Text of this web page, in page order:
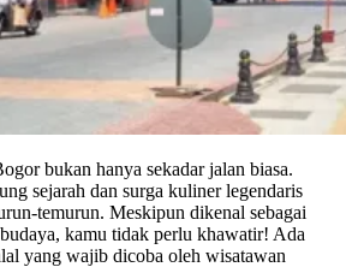
bukan hanya sekadar jalan biasa.
sejarah dan surga kuliner legendaris
temurun. Meskipun dikenal sebagai
kamu tidak perlu khawatir! Ada
yang wajib dicoba oleh wisatawan